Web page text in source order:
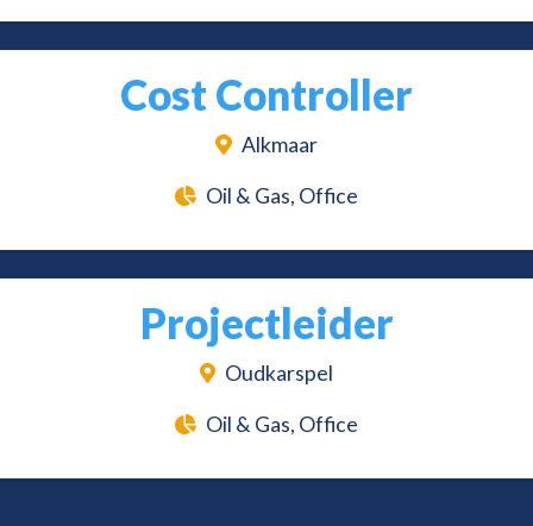
Cost Controller
Alkmaar
Oil & Gas, Office
Projectleider
Oudkarspel
Oil & Gas, Office